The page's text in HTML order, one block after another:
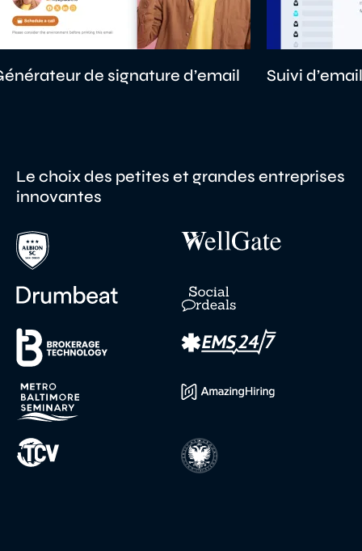
de signature d’email Suivi d’email
Le choix des petites et grandes entreprises
innovantes